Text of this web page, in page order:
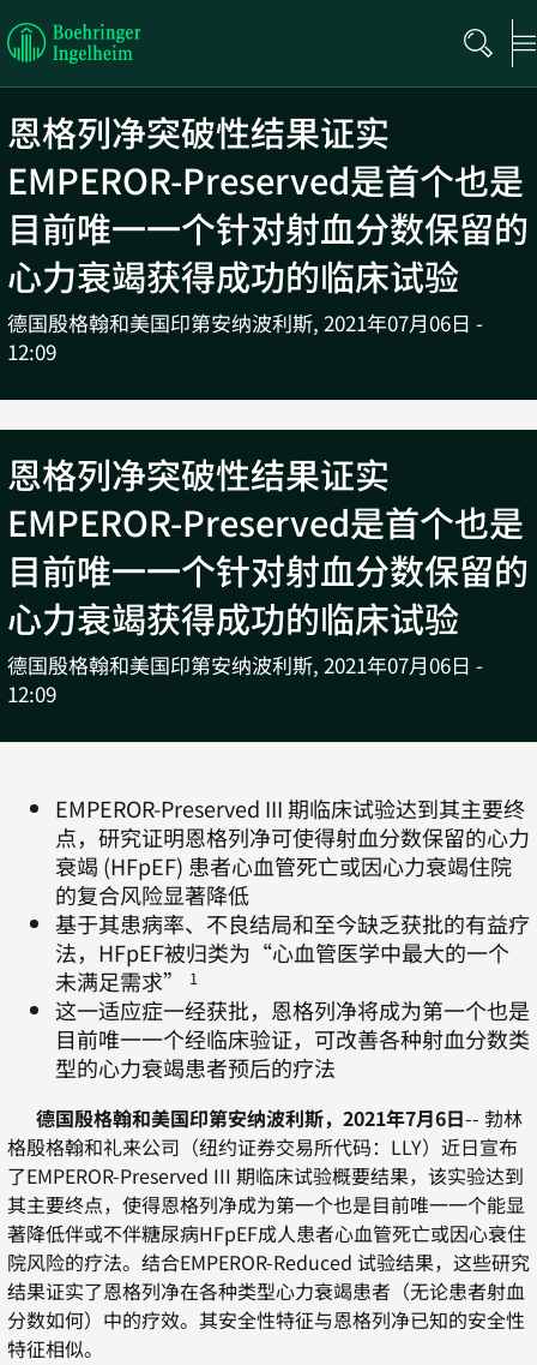
Boehringer
Ingelheim
恩格列净突破性结果证实
EMPEROR-Preserved是首个也是
目前唯一一个针对射血分数保留的
心力衰竭获得成功的临床试验
德国殷格翰和美国印第安纳波利斯, 2021年07月06日 -
12:09
恩格列净突破性结果证实
EMPEROR-Preserved是首个也是
目前唯一一个针对射血分数保留的
心力衰竭获得成功的临床试验
德国殷格翰和美国印第安纳波利斯, 2021年07月06日 -
12:09
EMPEROR-Preserved III 期临床试验达到其主要终
点，研究证明恩格列净可使得射血分数保留的心力
衰竭 (HFpEF) 患者心血管死亡或因心力衰竭住院
的复合风险显著降低
基于其患病率、不良结局和至今缺乏获批的有益疗
法，HFpEF被归类为“心血管医学中最大的一个
未满足需求”
1
这一适应症一经获批，恩格列净将成为第一个也是
目前唯一一个经临床验证，可改善各种射血分数类
型的心力衰竭患者预后的疗法
德国殷格翰和美国印第安纳波利斯，2021年7月6日-- 勃林
格殷格翰和礼来公司（纽约证券交易所代码：LLY）近日宣布
了EMPEROR-Preserved III 期临床试验概要结果，该实验达到
其主要终点，使得恩格列净成为第一个也是目前唯一一个能显
著降低伴或不伴糖尿病HFpEF成人患者心血管死亡或因心衰住
院风险的疗法。结合EMPEROR-Reduced 试验结果，这些研究
结果证实了恩格列净在各种类型心力衰竭患者（无论患者射血
分数如何）中的疗效。其安全性特征与恩格列净已知的安全性
特征相似。